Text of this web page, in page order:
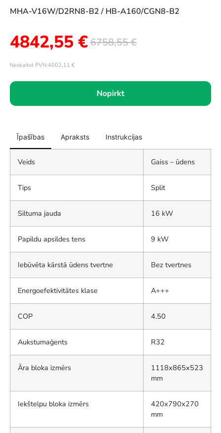
MHA-V16W/D2RN8-B2 / HB-A160/CGN8-B2
6758,55€
4842,55€
Neskaitot PVN:4002,11 €
Nopirkt
Īpašības Apraksts Instrukcijas
Veids Gaiss – ūdens
Tips Split
Siltuma jauda 16 kW
Papildu apsildes tens 9 kW
Iebūvēta kārstā ūdens tvertne Bez tvertnes
Energoefektivitātes klase A+++
COP 4.50
Aukstumaģents R32
Āra bloka izmērs
1118x865x523
mm
Iekštelpu bloka izmērs
420x790x270
mm